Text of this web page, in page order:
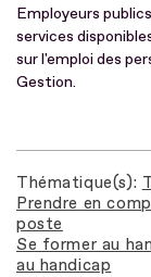
Employeurs
services
sur l'emploi des
Gestion.
Thématique(s)
Prendre en
poste
Se former au
au handicap